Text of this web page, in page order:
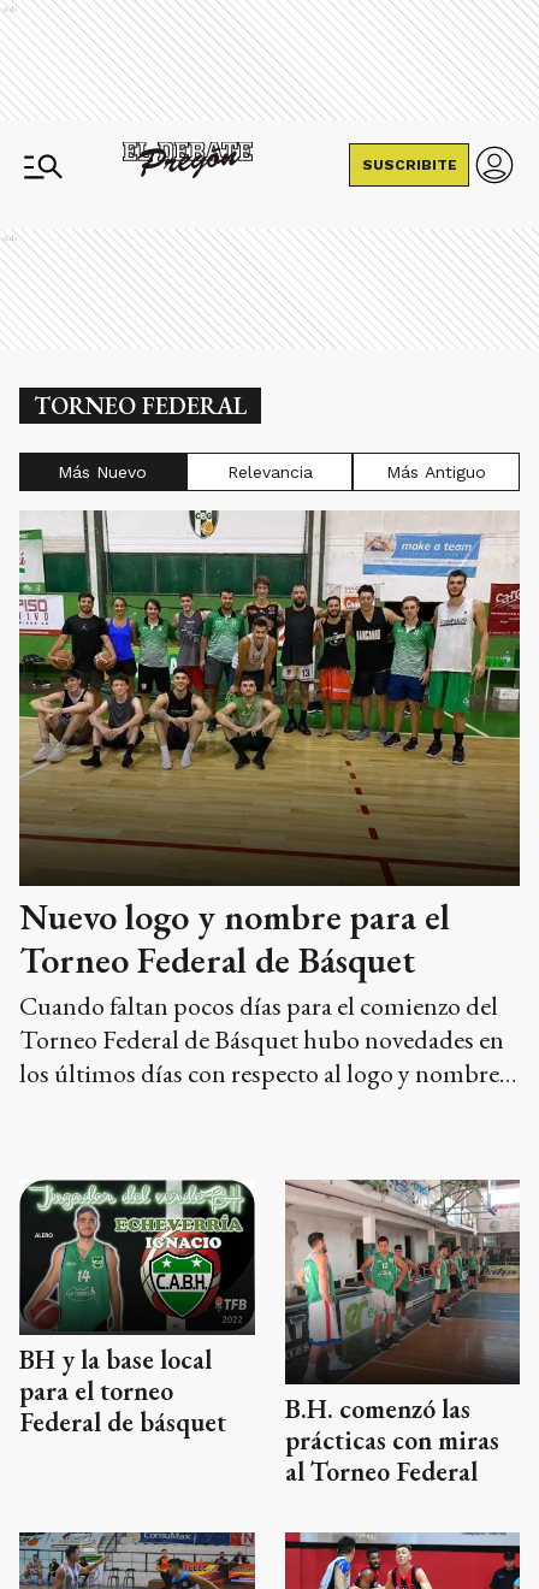
Ads
SUSCRIBITE
Ads
TORNEO FEDERAL
Más Nuevo Relevancia Más Antiguo
Nuevo logo y nombre para el
Torneo Federal de Básquet
Cuando faltan pocos días para el comienzo del
Torneo Federal de Básquet hubo novedades en
los últimos días con respecto al logo y nombre
BH y la base local
para el torneo
Federal de básquet
B.H. comenzó las
prácticas con miras
al Torneo Federal